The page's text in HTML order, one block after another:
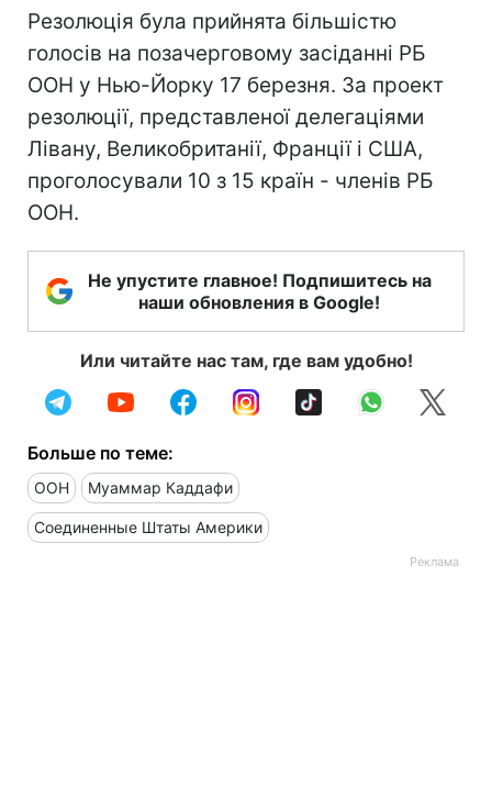
Резолюція була прийнята більшістю
голосів на позачерговому засіданні РБ
ООН у Нью-Йорку 17 березня. За проект
резолюції, представленої делегаціями
Лівану, Великобританії, Франції і США,
проголосували 10 з 15 країн - членів РБ
ООН.
Не упустите главное! Подпишитесь на
наши обновления в Google!
Или читайте нас там, где вам удобно!
Больше по теме:
ООН Муаммар Каддафи
Соединенные Штаты Америки